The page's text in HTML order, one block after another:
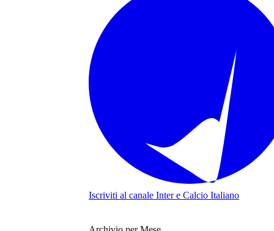
Iscriviti al canale Inter e Calcio Italiano